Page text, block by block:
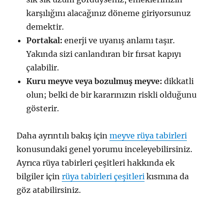
karşılığını alacağınız döneme giriyorsunuz
demektir.
Portakal: enerji ve uyanış anlamı taşır.
Yakında sizi canlandıran bir fırsat kapıyı
çalabilir.
Kuru meyve veya bozulmuş meyve: dikkatli
olun; belki de bir kararınızın riskli olduğunu
gösterir.
Daha ayrıntılı bakış içinmeyve rüya tabirleri
konusundaki genel yorumu inceleyebilirsiniz.
Ayrıca rüya tabirleri çeşitleri hakkında ek
bilgiler içinrüya tabirleri çeşitleri kısmına da
göz atabilirsiniz.